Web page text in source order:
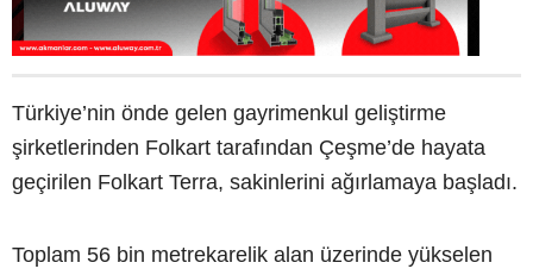
Türkiye’nin önde gelen gayrimenkul geliştirme
şirketlerinden Folkart tarafından Çeşme’de hayata
geçirilen Folkart Terra, sakinlerini ağırlamaya başladı.
Toplam 56 bin metrekarelik alan üzerinde yükselen